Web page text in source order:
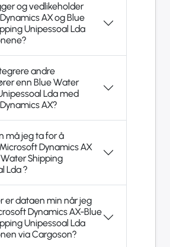
og vedlikeholder
AX og Blue
Unipessoal Lda
andre
enn Blue Water
Lda med
AX?
må jeg ta for å
Dynamics AX
Shipping
Lda ?
er dataen min når jeg
Dynamics AX-Blue
Unipessoal Lda
via Cargoson?